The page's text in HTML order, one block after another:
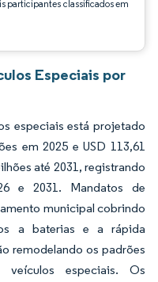
participantes classificados em
Especiais por
especiais está projetado
em 2025 e USD 113,61
até 2031, registrando
e 2031. Mandatos de
municipal cobrindo
a baterias e a rápida
remodelando os padrões
especiais. Os